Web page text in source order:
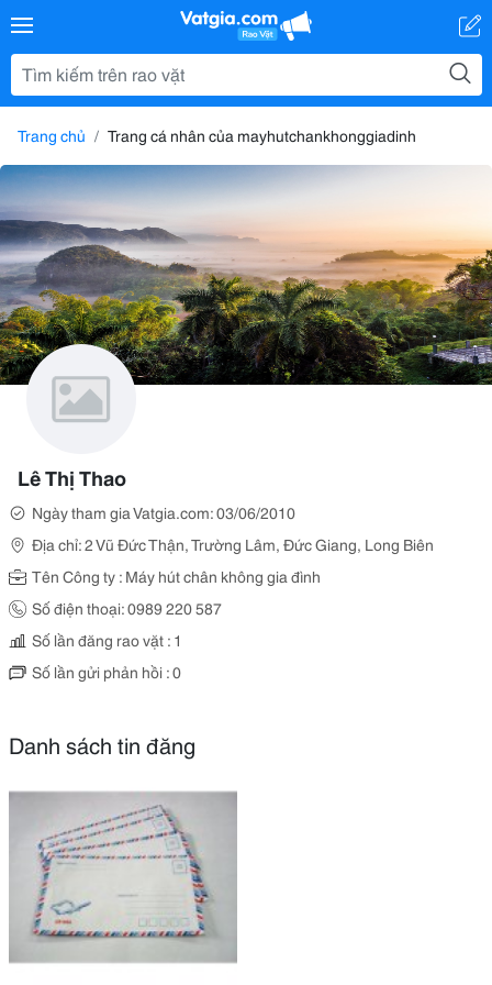
Trang chủ Trang cá nhân của mayhutchankhonggiadinh
Lê Thị Thao
Ngày tham gia Vatgia.com: 03/06/2010
Địa chỉ: 2 Vũ Đức Thận, Trường Lâm, Đức Giang, Long Biên
Tên Công ty : Máy hút chân không gia đình
Số điện thoại: 0989 220 587
Số lần đăng rao vặt : 1
Số lần gửi phản hồi : 0
Danh sách tin đăng